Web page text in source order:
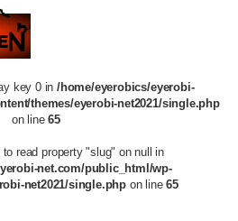
key 0 in/home/eyerobics/eyerobi-
themes/eyerobi-net2021/single.php
on line65
to read property "slug" on null in
net.com/public_html/wp-
net2021/single.php on line65